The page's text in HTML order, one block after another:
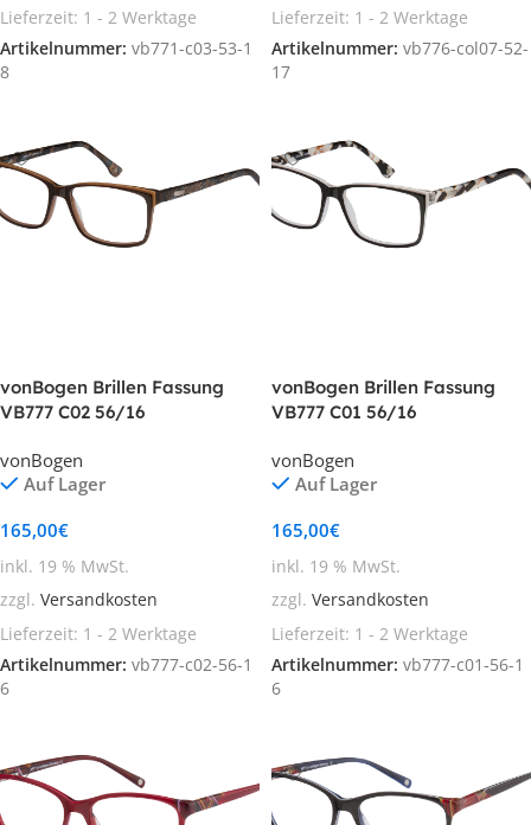
Lieferzeit: 1 - 2 Werktage
Artikelnummer: vb771-c03-53-1
8
Lieferzeit: 1 - 2 Werktage
Artikelnummer: vb776-col07-52-
17
vonBogen Brillen Fassung
VB777 C02 56/16
vonBogen
Auf Lager
165,00€
inkl. 19 % MwSt.
zzgl. Versandkosten
Lieferzeit: 1 - 2 Werktage
Artikelnummer: vb777-c02-56-1
6
vonBogen Brillen Fassung
VB777 C01 56/16
vonBogen
Auf Lager
165,00€
inkl. 19 % MwSt.
zzgl. Versandkosten
Lieferzeit: 1 - 2 Werktage
Artikelnummer: vb777-c01-56-1
6